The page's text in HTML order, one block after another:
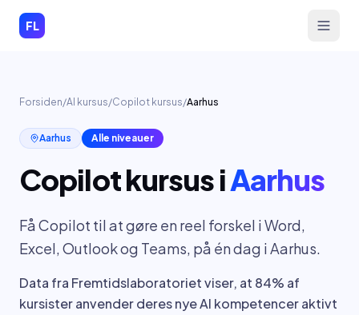
Spring til indhold
FL
Forsiden/AI kursus/Copilot kursus/Aarhus
Aarhus Alle niveauer
Copilot kursusiAarhus
Få Copilot til at gøre en reel forskel i Word,
Excel, Outlook og Teams, på én dag i Aarhus.
Data fra Fremtidslaboratoriet viser, at 84% af
kursister anvender deres nye AI kompetencer aktivt